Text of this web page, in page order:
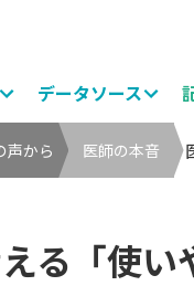
データソース
声から 医師の本音
る「使